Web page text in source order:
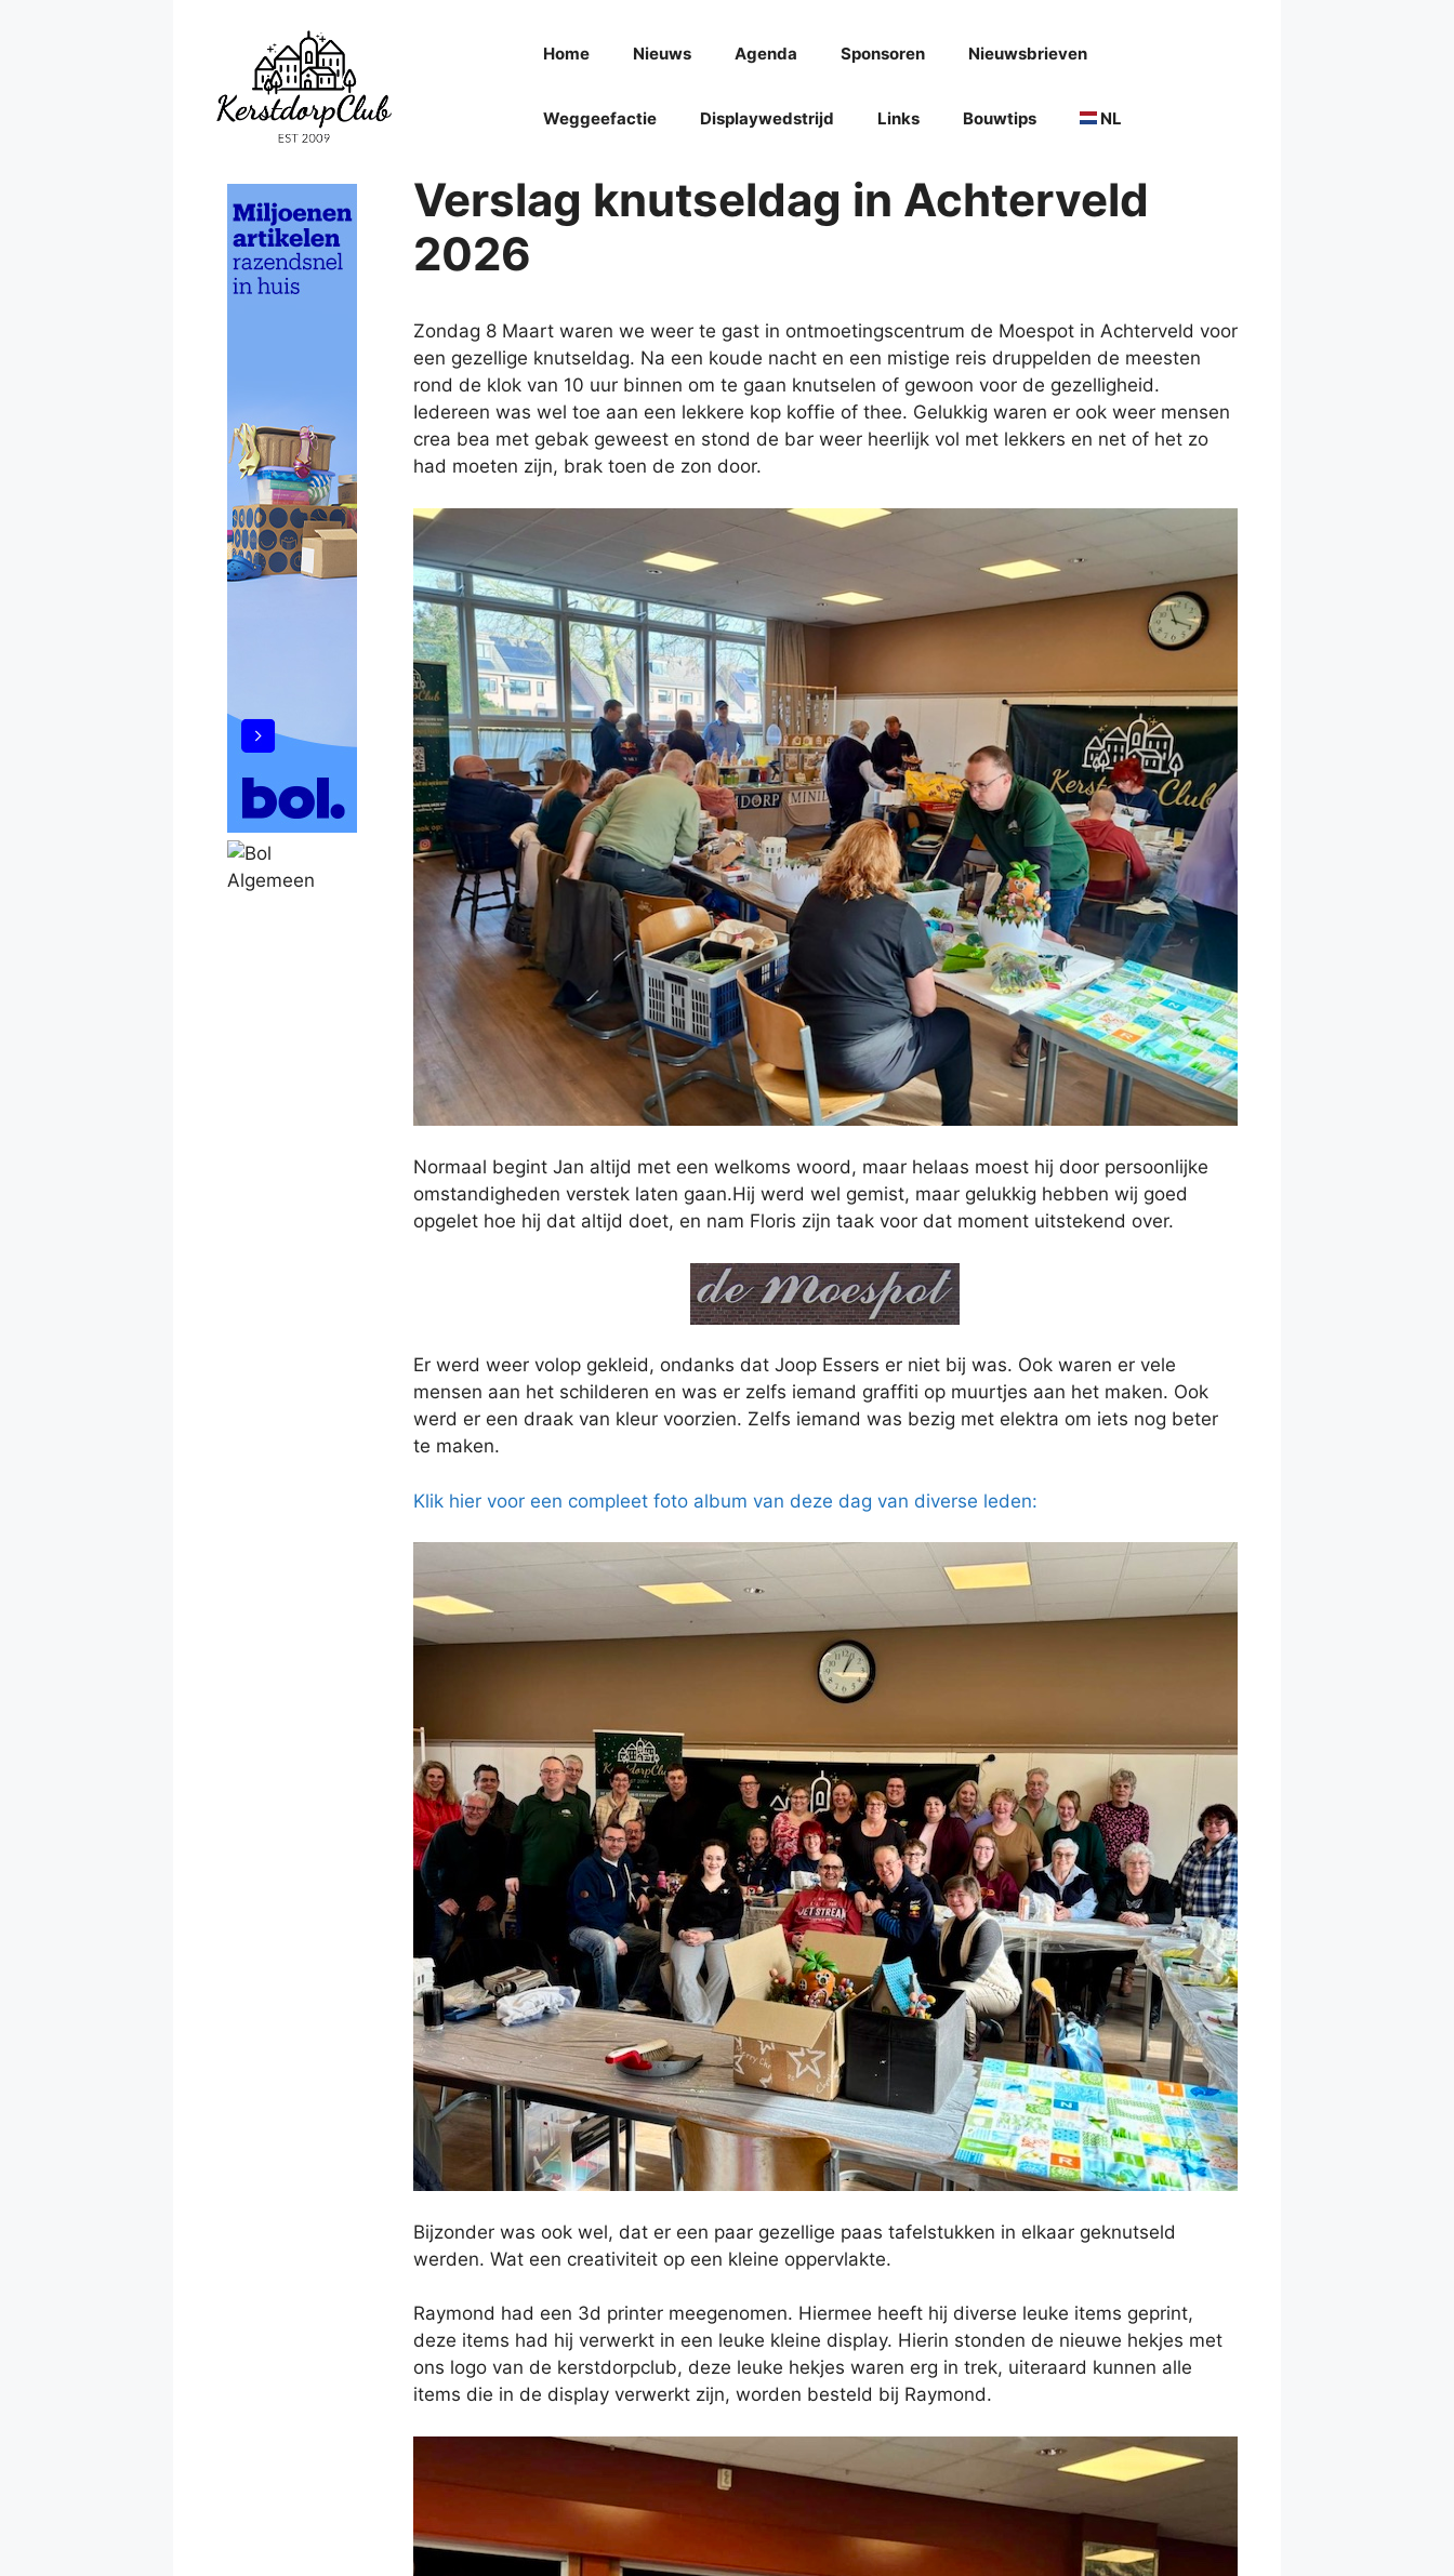
Home Nieuws Agenda Sponsoren Nieuwsbrieven
Weggeefactie Displaywedstrijd Links Bouwtips NL
Verslag knutseldag in Achterveld
2026
Zondag 8 Maart waren we weer te gast in ontmoetingscentrum de Moespot in Achterveld voor
een gezellige knutseldag. Na een koude nacht en een mistige reis druppelden de meesten
rond de klok van 10 uur binnen om te gaan knutselen of gewoon voor de gezelligheid.
Iedereen was wel toe aan een lekkere kop koffie of thee. Gelukkig waren er ook weer mensen
crea bea met gebak geweest en stond de bar weer heerlijk vol met lekkers en net of het zo
had moeten zijn, brak toen de zon door.
Normaal begint Jan altijd met een welkoms woord, maar helaas moest hij door persoonlijke
omstandigheden verstek laten gaan.Hij werd wel gemist, maar gelukkig hebben wij goed
opgelet hoe hij dat altijd doet, en nam Floris zijn taak voor dat moment uitstekend over.
Er werd weer volop gekleid, ondanks dat Joop Essers er niet bij was. Ook waren er vele
mensen aan het schilderen en was er zelfs iemand graffiti op muurtjes aan het maken. Ook
werd er een draak van kleur voorzien. Zelfs iemand was bezig met elektra om iets nog beter
te maken.
Klik hier voor een compleet foto album van deze dag van diverse leden:
Bijzonder was ook wel, dat er een paar gezellige paas tafelstukken in elkaar geknutseld
werden. Wat een creativiteit op een kleine oppervlakte.
Raymond had een 3d printer meegenomen. Hiermee heeft hij diverse leuke items geprint,
deze items had hij verwerkt in een leuke kleine display. Hierin stonden de nieuwe hekjes met
ons logo van de kerstdorpclub, deze leuke hekjes waren erg in trek, uiteraard kunnen alle
items die in de display verwerkt zijn, worden besteld bij Raymond.